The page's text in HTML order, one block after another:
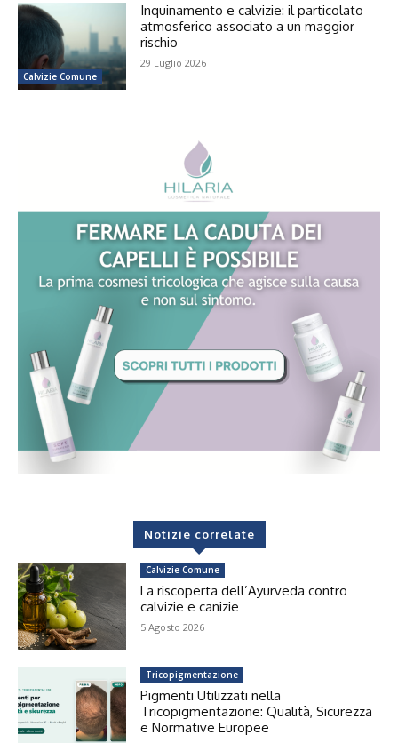
Calvizie Comune
Inquinamento e calvizie: il particolato
atmosferico associato a un maggior
rischio
29 Luglio 2026
Notizie correlate
Calvizie Comune
La riscoperta dell’Ayurveda contro
calvizie e canizie
5 Agosto 2026
Tricopigmentazione
Pigmenti Utilizzati nella
Tricopigmentazione: Qualità, Sicurezza
e Normative Europee